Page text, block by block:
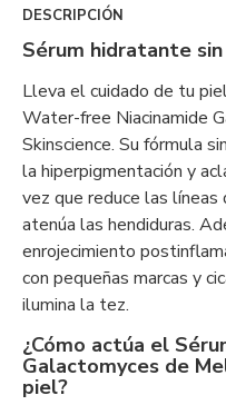
DESCRIPCIÓN
Sérum hidratante sin
Lleva el cuidado de tu
Water-free Niacinamide
Skinscience. Su fórmula
la hiperpigmentación y
vez que reduce las
atenúa las hendiduras.
enrojecimiento
con pequeñas marcas y
ilumina la tez.
¿Cómo actúa el
Galactomyces de
piel?